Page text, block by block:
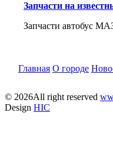
Запчасти на
Запчасти автобус
Главная О городе
© 2026All right reserved
Design HIC